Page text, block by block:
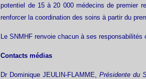
potentiel de 15 à 20 000 médecins de premier
renforcer la coordination des soins à partir du
Le SNMHF renvoie chacun à ses
Contacts médias
Dr Dominique JEULIN-FLAMME,Présidente du